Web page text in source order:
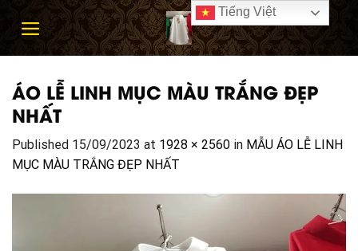
ÁO LỄ LINH MỤC MÀU TRẮNG ĐẸP
NHẤT
Published 15/09/2023 at 1928 × 2560 in MẪU ÁO LỄ LINH
MỤC MÀU TRẮNG ĐẸP NHẤT
Tiếng Việt